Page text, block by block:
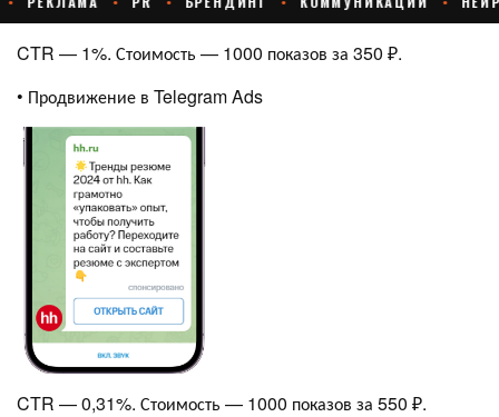
CTR — 1%. Стоимость — 1000 показов за 350 ₽.
• Продвижение в Telegram Ads
CTR — 0,31%. Стоимость — 1000 показов за 550 ₽.